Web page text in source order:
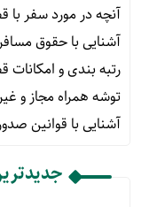
آنچه در مورد سفر با
آشنایی با حقوق
رتبه بندی و
توشه همراه مجاز و
آشنایی با قوانین